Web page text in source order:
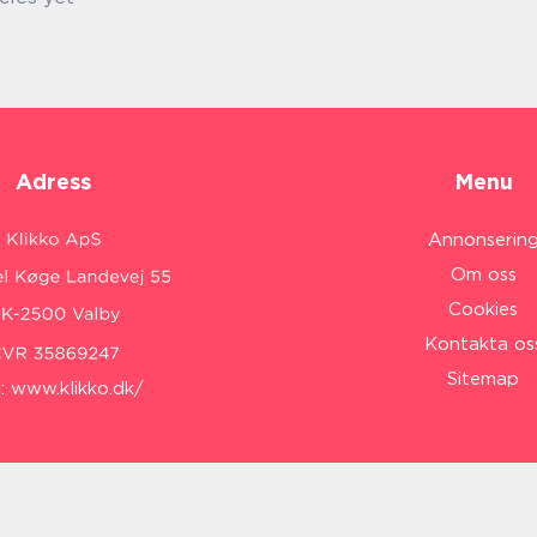
Adress
www.klikko.dk/
Menu
Om oss
Cookies
Kontakta
Sitemap